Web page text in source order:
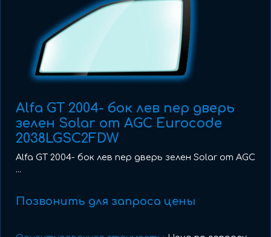
Alfa GT 2004- бок лев пер дверь
зелен Solar от AGC Eurocode
2038LGSC2FDW
Alfa GT 2004- бок лев пер дверь зелен Solar от AGC
...
Позвонить для запроса цены